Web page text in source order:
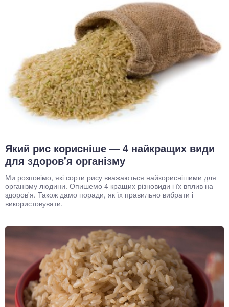
Який рис корисніше — 4 найкращих види
для здоров'я організму
Ми розповімо, які сорти рису вважаються найкориснішими для
організму людини. Опишемо 4 кращих різновиди і їх вплив на
здоров'я. Також дамо поради, як їх правильно вибрати і
використовувати.